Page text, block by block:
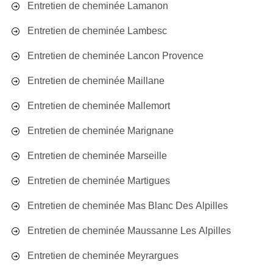
Entretien de cheminée Lamanon
Entretien de cheminée Lambesc
Entretien de cheminée Lancon Provence
Entretien de cheminée Maillane
Entretien de cheminée Mallemort
Entretien de cheminée Marignane
Entretien de cheminée Marseille
Entretien de cheminée Martigues
Entretien de cheminée Mas Blanc Des Alpilles
Entretien de cheminée Maussanne Les Alpilles
Entretien de cheminée Meyrargues